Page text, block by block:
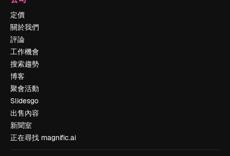
定價
關於我們
評論
工作機會
搜索趨勢
博客
聚會活動
Slidesgo
出售內容
新聞室
正在尋找 magnific.ai